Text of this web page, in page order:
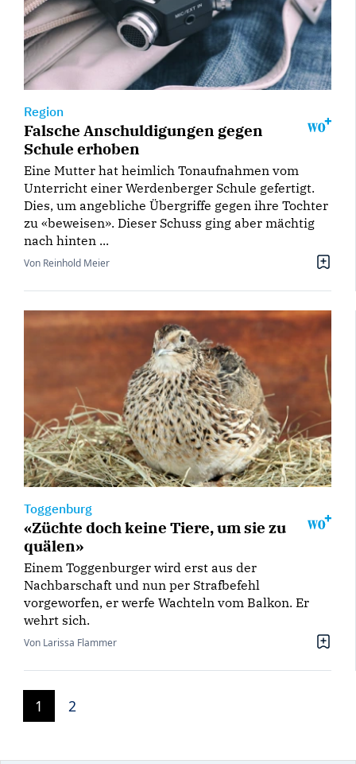
Region
Falsche Anschuldigungen gegen
Schule erhoben
Eine Mutter hat heimlich Tonaufnahmen vom
Unterricht einer Werdenberger Schule gefertigt.
Dies, um angebliche Übergriffe gegen ihre Tochter
zu «beweisen». Dieser Schuss ging aber mächtig
nach hinten ...
Von Reinhold Meier
Toggenburg
«Züchte doch keine Tiere, um sie zu
quälen»
Einem Toggenburger wird erst aus der
Nachbarschaft und nun per Strafbefehl
vorgeworfen, er werfe Wachteln vom Balkon. Er
wehrt sich.
Von Larissa Flammer
1 2